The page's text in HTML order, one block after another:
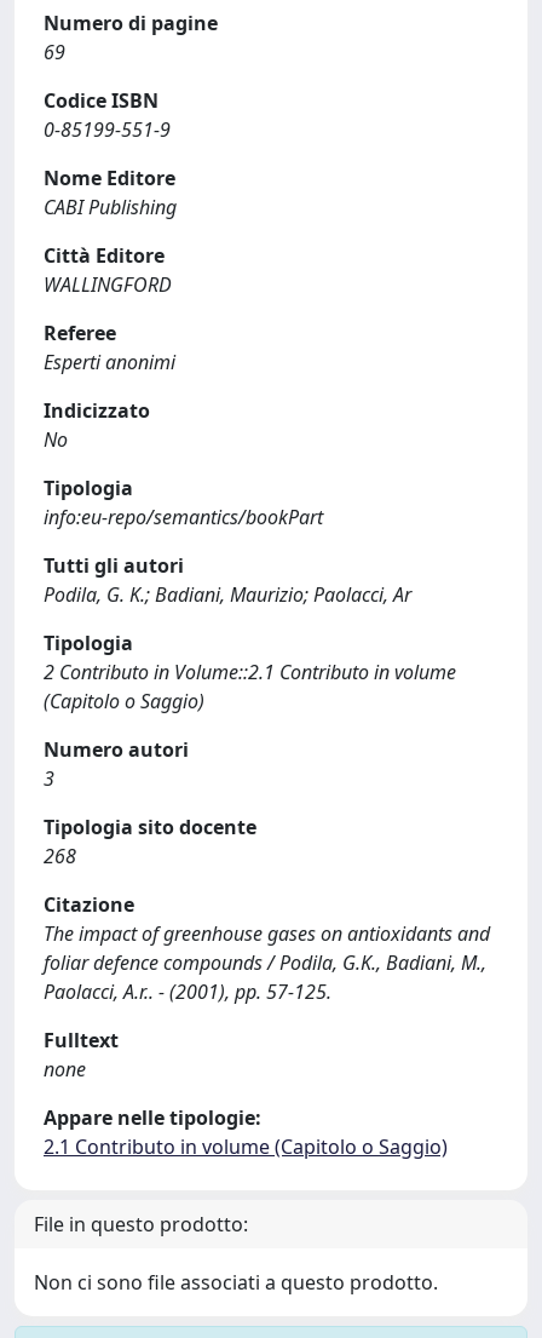
Numero di pagine
69
Codice ISBN
0-85199-551-9
Nome Editore
CABI Publishing
Città Editore
WALLINGFORD
Referee
Esperti anonimi
Indicizzato
No
Tipologia
info:eu-repo/semantics/bookPart
Tutti gli autori
Podila, G. K.; Badiani, Maurizio; Paolacci, Ar
Tipologia
2 Contributo in Volume::2.1 Contributo in volume
(Capitolo o Saggio)
Numero autori
3
Tipologia sito docente
268
Citazione
The impact of greenhouse gases on antioxidants and
foliar defence compounds / Podila, G.K., Badiani, M.,
Paolacci, A.r.. - (2001), pp. 57-125.
Fulltext
none
Appare nelle tipologie:
2.1 Contributo in volume (Capitolo o Saggio)
File in questo prodotto:
Non ci sono file associati a questo prodotto.